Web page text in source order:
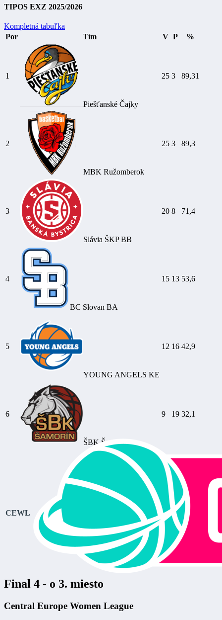
TIPOS EXZ 2025/2026
Kompletná tabuľka
Por
Tím V P %
1
Piešťanské Čajky
25 3 89,31
2
MBK Ružomberok
25 3 89,3
3
Slávia ŠKP BB
20 8 71,4
4
BC Slovan BA
15 13 53,6
5
YOUNG ANGELS KE
12 16 42,9
6
ŠBK Šamorín
9 19 32,1
CEWL
Final 4 - o 3. miesto
Central Europe Women League